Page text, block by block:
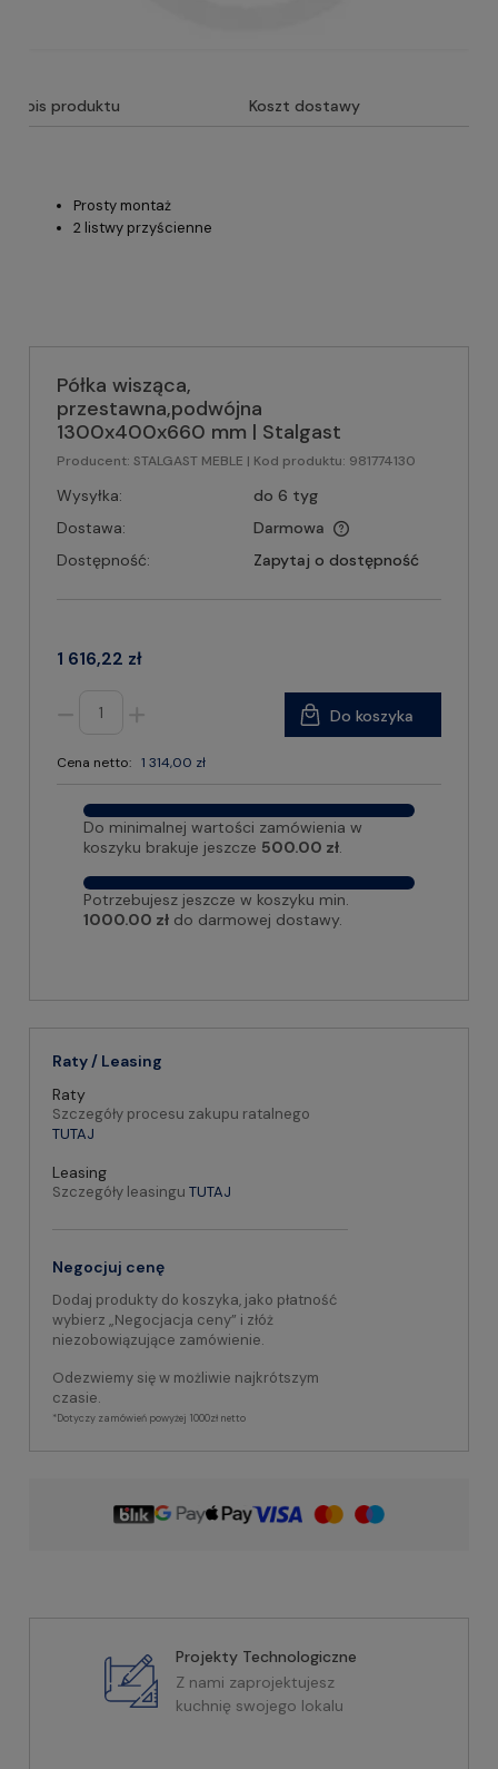
Opis produktu Koszt dostawy
Prosty montaż
2 listwy przyścienne
Półka wisząca,
przestawna,podwójna
1300x400x660 mm | Stalgast
Producent: STALGAST MEBLE | Kod produktu: 981774130
Wysyłka:
do 6 tyg
Dostawa:
Darmowa
Dostępność:
Zapytaj o dostępność
1 616,22 zł
Cena netto: 1 314,00 zł
Do koszyka
Do minimalnej wartości zamówienia w
koszyku brakuje jeszcze 500.00 zł.
Potrzebujesz jeszcze w koszyku min.
1000.00 zł do darmowej dostawy.
Raty / Leasing
Raty
Szczegóły procesu zakupu ratalnego
TUTAJ
Leasing
Szczegóły leasingu TUTAJ
Negocjuj cenę
Dodaj produkty do koszyka, jako płatność
wybierz „Negocjacja ceny” i złóż
niezobowiązujące zamówienie.
Odezwiemy się w możliwie najkrótszym
czasie.
*Dotyczy zamówień powyżej 1000zł netto
Projekty Technologiczne
Z nami zaprojektujesz
kuchnię swojego lokalu